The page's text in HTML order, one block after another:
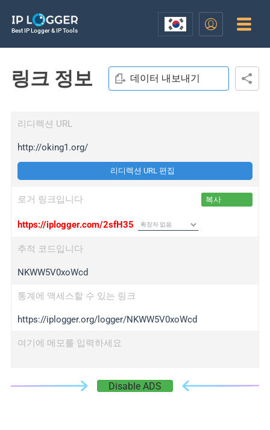
Best IP Logger & IP Tools
링크 정보 데이터 내보내기
리디렉션 URL
http://oking1.org/
리디렉션 URL 편집
로거 링크입니다 복사
https://iplogger.com/2sfH35
추적 코드입니다
NKWW5V0xoWcd
통계에 액세스할 수 있는 링크
https://iplogger.org/logger/NKWW5V0xoWcd
여기에 메모를 입력하세요
Disable ADS